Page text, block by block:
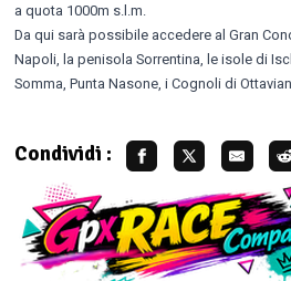
a quota 1000m s.l.m.
Da qui sarà possibile accedere al Gran
Napoli, la penisola Sorrentina, le isole di
Somma, Punta Nasone, i Cognoli di
Condividi :